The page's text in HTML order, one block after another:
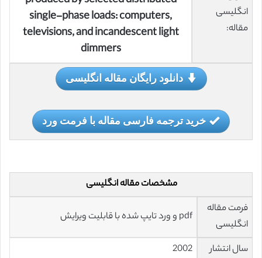
انگلیسی
مقاله:
single-phase loads: computers,
televisions, and incandescent light
dimmers
دانلود رایگان مقاله انگلیسی
خرید ترجمه فارسی مقاله با فرمت ورد
مشخصات مقاله انگلیسی
فرمت مقاله
انگلیسی
pdf و ورد تایپ شده با قابلیت ویرایش
سال انتشار
2002